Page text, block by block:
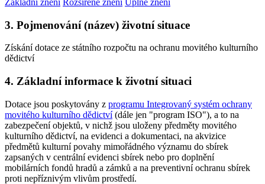
3. Pojmenování (název) životní situace
Získání dotace ze státního rozpočtu na ochranu movitého kulturního
dědictví
4. Základní informace k životní situaci
Dotace jsou poskytovány z programu Integrovaný systém ochrany
movitého kulturního dědictví(dále jen "program ISO"), a to na
zabezpečení objektů, v nichž jsou uloženy předměty movitého
kulturního dědictví, na evidenci a dokumentaci, na akvizice
předmětů kulturní povahy mimořádného významu do sbírek
zapsaných v centrální evidenci sbírek nebo pro doplnění
mobilárních fondů hradů a zámků a na preventivní ochranu sbírek
proti nepříznivým vlivům prostředí.